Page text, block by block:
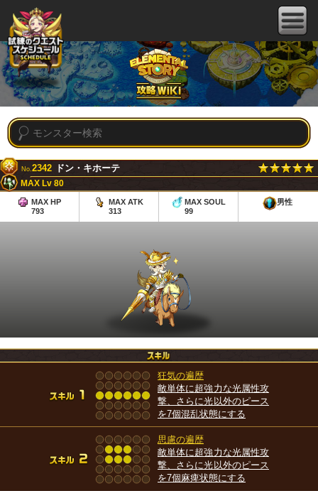
No.2342 ドン・キホーテ
MAX Lv 80
MAX HP
793
MAX ATK
313
MAX SOUL
99
男性
狂気の遍歴
敵単体に超強力な光属性攻
撃、さらに光以外のピース
を7個混乱状態にする
思慮の遍歴
敵単体に超強力な光属性攻
撃、さらに光以外のピース
を7個麻痺状態にする